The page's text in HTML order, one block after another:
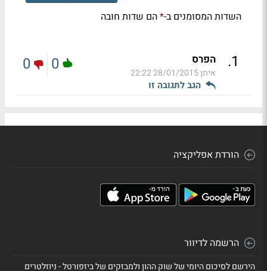
השדות המסומנים ב-*הם שדות חובה
1
. הפרס
איתן28/01/2015 22:22
הגב לתגובה זו
0
0
הורדת אפליקציה
הרשמה לדיוור
הירשם לסיכום היומי של שוק ההון ולמבזקים של ביזפורטל - ניוזלטרים